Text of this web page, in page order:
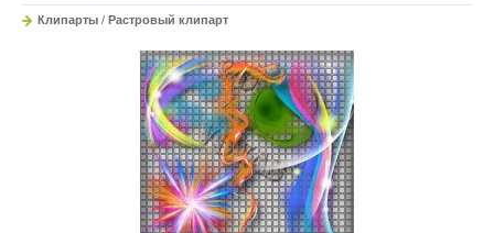
Клипарты / Растровый клипарт